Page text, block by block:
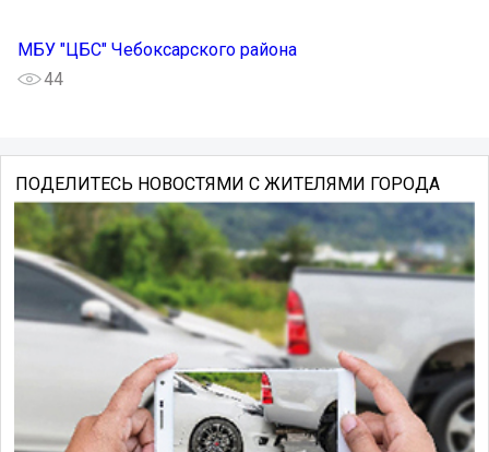
МБУ "ЦБС" Чебоксарского района
44
ПОДЕЛИТЕСЬ НОВОСТЯМИ С ЖИТЕЛЯМИ ГОРОДА